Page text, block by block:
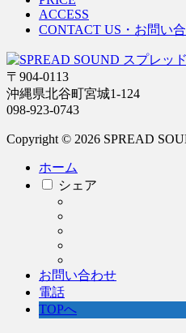
ACCESS
CONTACT US・お問い
〒904-0113
沖縄県北谷町宮城1-124
098-923-0743
Copyright © 2026 SPREAD
ホーム
シェア
お問い合わせ
電話
TOPへ